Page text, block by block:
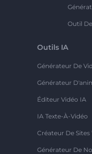
Outil
Outils IA
Générateur De
Générateur
Éditeur Vidéo IA
IA Texte-À-Vidéo
Créateur De Sites
Générateur De